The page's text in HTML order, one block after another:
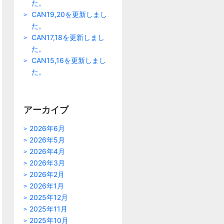
た。
CAN19,20を更新しまし
た。
CAN17,18を更新しまし
た。
CAN15,16を更新しまし
た。
アーカイブ
2026年6月
2026年5月
2026年4月
2026年3月
2026年2月
2026年1月
2025年12月
2025年11月
2025年10月